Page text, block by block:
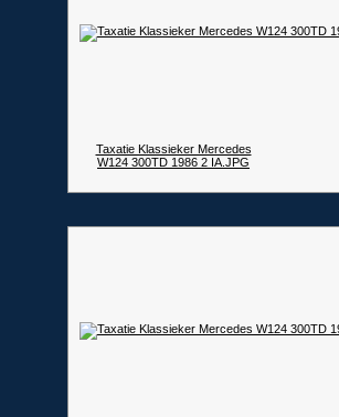
Taxatie Klassieker Mercedes
W124 300TD 1986 2 IA.JPG